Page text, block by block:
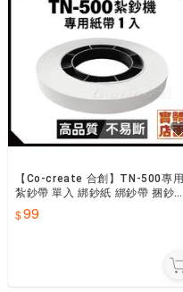
【Co-create 合創】TN-500專用
紮鈔帶 單入 綁鈔紙 綁鈔帶 捆鈔紙
捆鈔帶 紮鈔帶 紮鈔紙
99